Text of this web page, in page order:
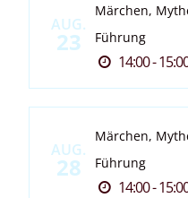
AUG.
23
Märchen,
Führung
14:00 -
AUG.
28
Märchen,
Führung
14:00 -